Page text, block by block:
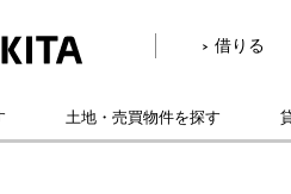
借りる
土地・売買物件を探す